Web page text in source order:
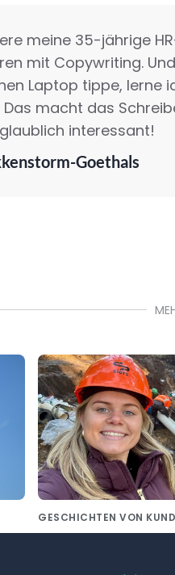
meine 35-jährige
mit Copywriting.
Laptop tippe, lerne
Das macht das
interessant!
Goethals
GESCHICHTEN VON